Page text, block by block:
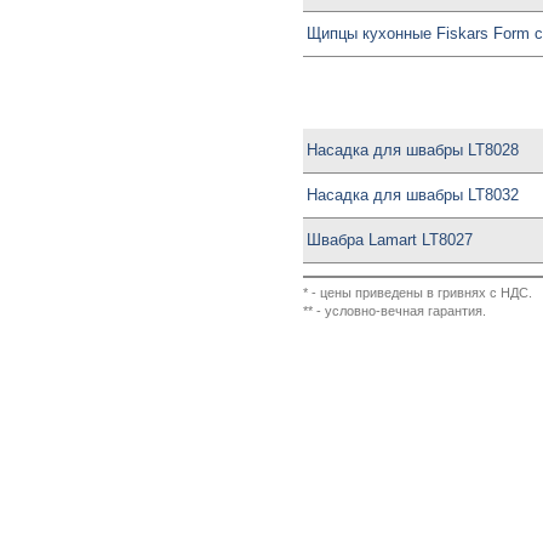
Щипцы кухонные Fiskars Form
Насадка для швабры LT8028
Насадка для швабры LT8032
Швабра Lamart LT8027
* - цены приведены в гривнях с НДС.
** - условно-вечная гарантия.